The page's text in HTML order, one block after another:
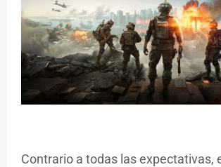
Contrario a todas las expectativas,